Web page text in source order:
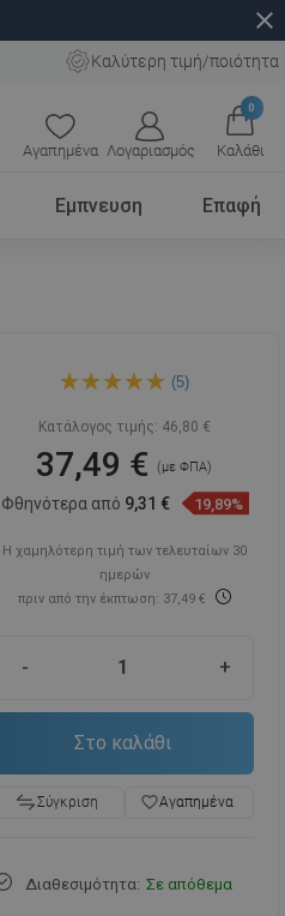
close
Καλύτερη τιμή/ποιότητα
Αγαπημένα Λογαριασμός
0
Καλάθι
Εμπνευση Επαφή
συρόμενο, χρώμιο -
(5)
Κατάλογος τιμής: 46,80 €
37,49 €(με ΦΠΑ)
Φθηνότερα από 9,31 € 19,89%
Η χαμηλότερη τιμή των τελευταίων 30
ημερών
πριν από την έκπτωση: 37,49 €
- +
Στο καλάθι
Σύγκριση favorite_borderΑγαπημένα
Διαθεσιμότητα: Σε απόθεμα